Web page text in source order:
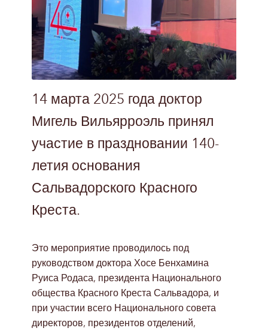
14 марта 2025 года доктор
Мигель Вильярроэль принял
участие в праздновании 140-
летия основания
Сальвадорского Красного
Креста.
Это мероприятие проводилось под
руководством доктора Хосе Бенхамина
Руиса Родаса, президента Национального
общества Красного Креста Сальвадора, и
при участии всего Национального совета
директоров, президентов отделений,